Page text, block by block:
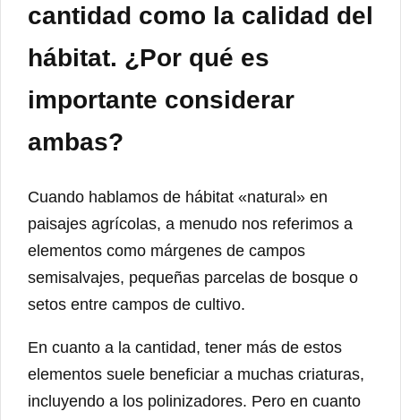
cantidad como la calidad del
hábitat. ¿Por qué es
importante considerar
ambas?
Cuando hablamos de hábitat «natural» en
paisajes agrícolas, a menudo nos referimos a
elementos como márgenes de campos
semisalvajes, pequeñas parcelas de bosque o
setos entre campos de cultivo.
En cuanto a la cantidad, tener más de estos
elementos suele beneficiar a muchas criaturas,
incluyendo a los polinizadores. Pero en cuanto